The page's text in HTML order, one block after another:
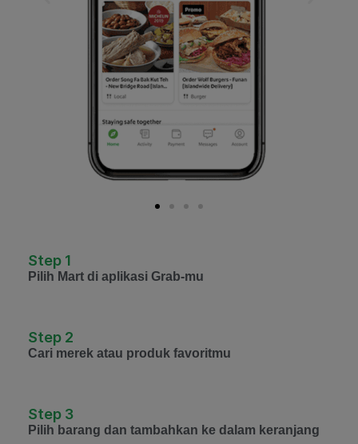
Step 1
Pilih Mart di aplikasi Grab-mu
Step 2
Cari merek atau produk favoritmu
Step 3
Pilih barang dan tambahkan ke dalam keranjang